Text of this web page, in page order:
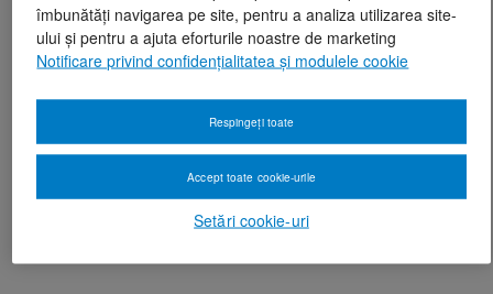
îmbunătăți navigarea pe site, pentru a analiza utilizarea site-
ului și pentru a ajuta eforturile noastre de marketing
Notificare privind confidențialitatea și modulele cookie
Setări cookie-uri
Respingeți toate
Accept toate cookie-urile